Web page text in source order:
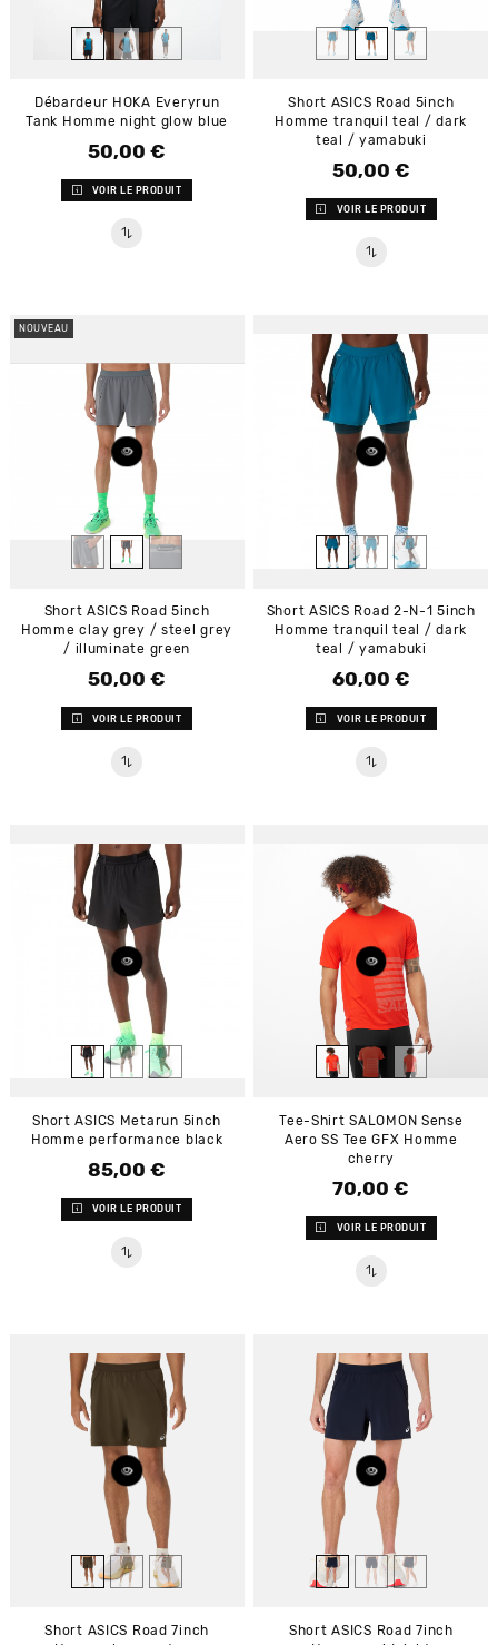
Débardeur HOKA Everyrun
Tank Homme night glow blue
Prix
50,00 €
VOIR LE PRODUIT
Short ASICS Road 5inch
Homme tranquil teal / dark
teal / yamabuki
Prix
50,00 €
VOIR LE PRODUIT
NOUVEAU
Short ASICS Road 5inch
Homme clay grey / steel grey
/ illuminate green
Prix
50,00 €
VOIR LE PRODUIT
Short ASICS Road 2-N-1 5inch
Homme tranquil teal / dark
teal / yamabuki
Prix
60,00 €
VOIR LE PRODUIT
Short ASICS Metarun 5inch
Homme performance black
Prix
85,00 €
VOIR LE PRODUIT
Tee-Shirt SALOMON Sense
Aero SS Tee GFX Homme
cherry
Prix
70,00 €
VOIR LE PRODUIT
Short ASICS Road 7inch
Short ASICS Road 7inch